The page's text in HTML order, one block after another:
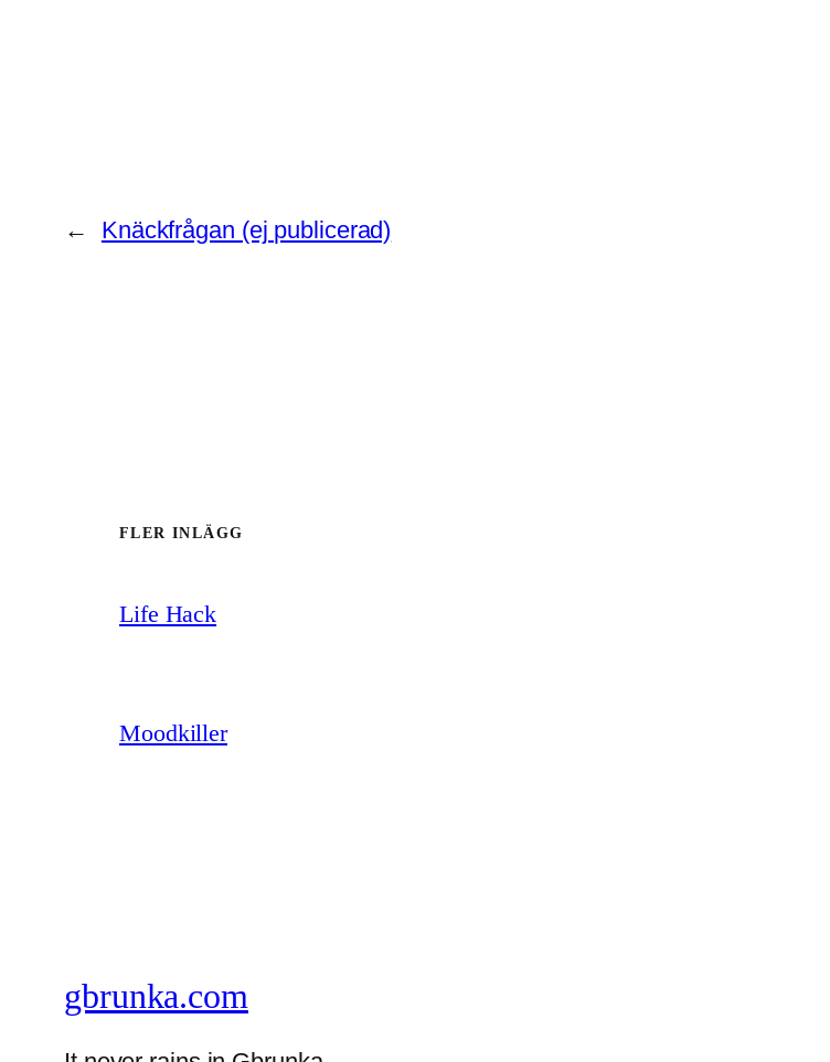
← Knäckfrågan (ej publicerad)
FLER INLÄGG
Life Hack
Moodkiller
gbrunka.com